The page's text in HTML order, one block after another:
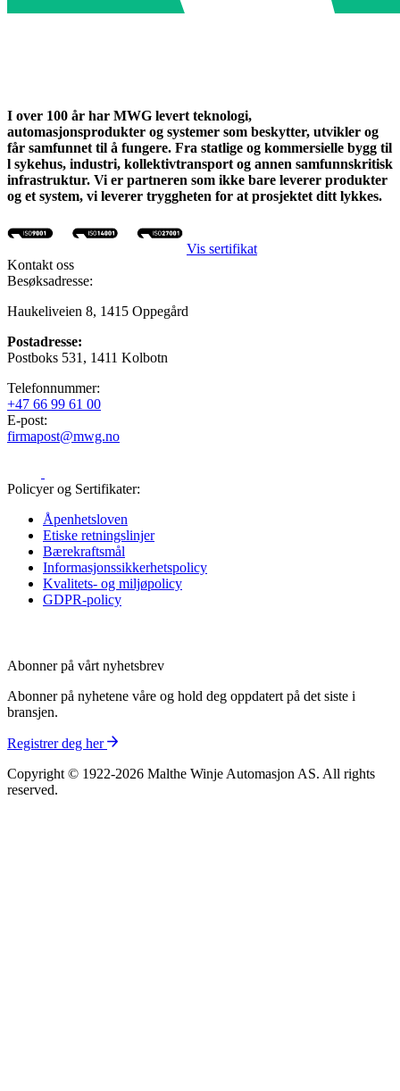
I over 100 år har MWG levert teknologi,
automasjonsprodukter og systemer som beskytter, utvikler og
får samfunnet til å fungere. Fra statlige og kommersielle bygg til
l sykehus, industri, kollektivtransport og annen samfunnskritisk
infrastruktur. Vi er partneren som ikke bare leverer produkter
og et system, vi leverer tryggheten for at prosjektet ditt lykkes.
Vis sertifikat
Kontakt oss
Besøksadresse:
Haukeliveien 8, 1415 Oppegård
Postadresse:
Postboks 531, 1411 Kolbotn
Telefonnummer:
+47 66 99 61 00
E-post:
firmapost@mwg.no
Policyer og Sertifikater:
Åpenhetsloven
Etiske retningslinjer
Bærekraftsmål
Informasjons­sikkerhetspolicy
Kvalitets- og miljøpolicy
GDPR-policy
Abonner på vårt nyhetsbrev
Abonner på nyhetene våre og hold deg oppdatert på det siste i
bransjen.
Registrer deg her
Copyright © 1922-2026 Malthe Winje Automasjon AS. All rights
reserved.